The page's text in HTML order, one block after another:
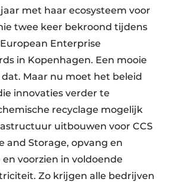
met haar ecosysteem voor
twee keer bekroond tijdens
Enterprise
in Kopenhagen. Een mooie
Maar nu moet het beleid
innovaties verder te
recyclage mogelijk
uitbouwen voor CCS
and Storage, opvang en
en voorzien in voldoende
Zo krijgen alle bedrijven